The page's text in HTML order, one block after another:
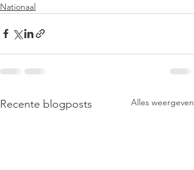
Nationaal
Recente blogposts Alles weergeven